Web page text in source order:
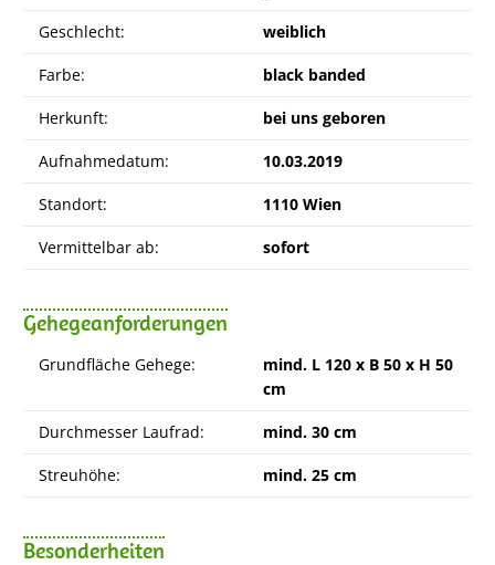
Geschlecht: weiblich
Farbe: black banded
Herkunft: bei uns geboren
Aufnahmedatum: 10.03.2019
Standort: 1110 Wien
Vermittelbar ab: sofort
Gehegeanforderungen
Grundfläche Gehege:
mind. L 120 x B 50 x H 50
cm
Durchmesser Laufrad: mind. 30 cm
Streuhöhe: mind. 25 cm
Besonderheiten